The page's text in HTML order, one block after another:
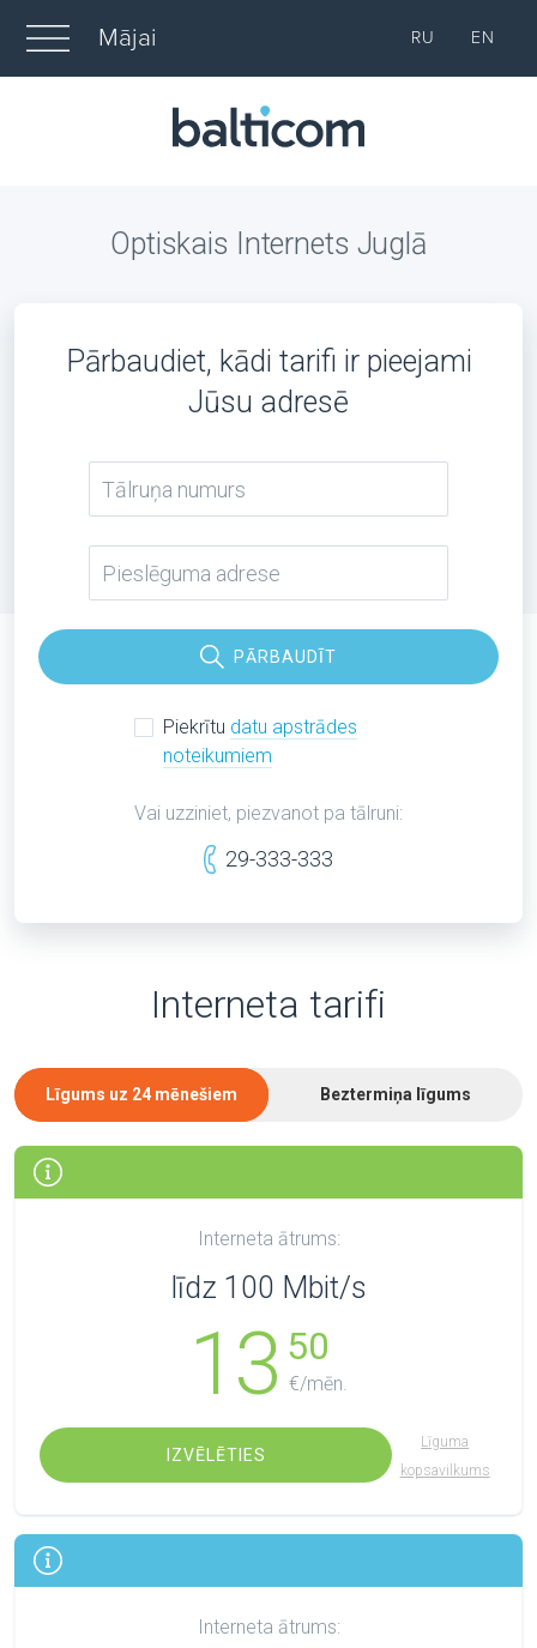
Mājai RU EN
Optiskais Internets Juglā
Pārbaudiet, kādi tarifi ir pieejami
Jūsu adresē
PĀRBAUDĪT
Piekrītu datu apstrādes
noteikumiem
Vai uzziniet, piezvanot pa tālruni:
29-333-333
Interneta tarifi
Līgums uz 24 mēnešiem Beztermiņa līgums
Interneta ātrums:
līdz 100 Mbit/s
13 50
€/mēn.
IZVĒLĒTIES
Līguma
kopsavilkums
Interneta ātrums: